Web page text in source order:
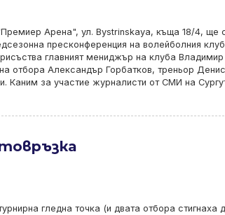
Арена", ул. Bystrinskaya, къща 18/4, ще
пресконференция на волейболния клуб
главният мениджър на клуба Владимир
отбора Александър Горбатков, треньор Денис
Каним за участие журналисти от СМИ на
гледна точка (и двата отбора стигнаха